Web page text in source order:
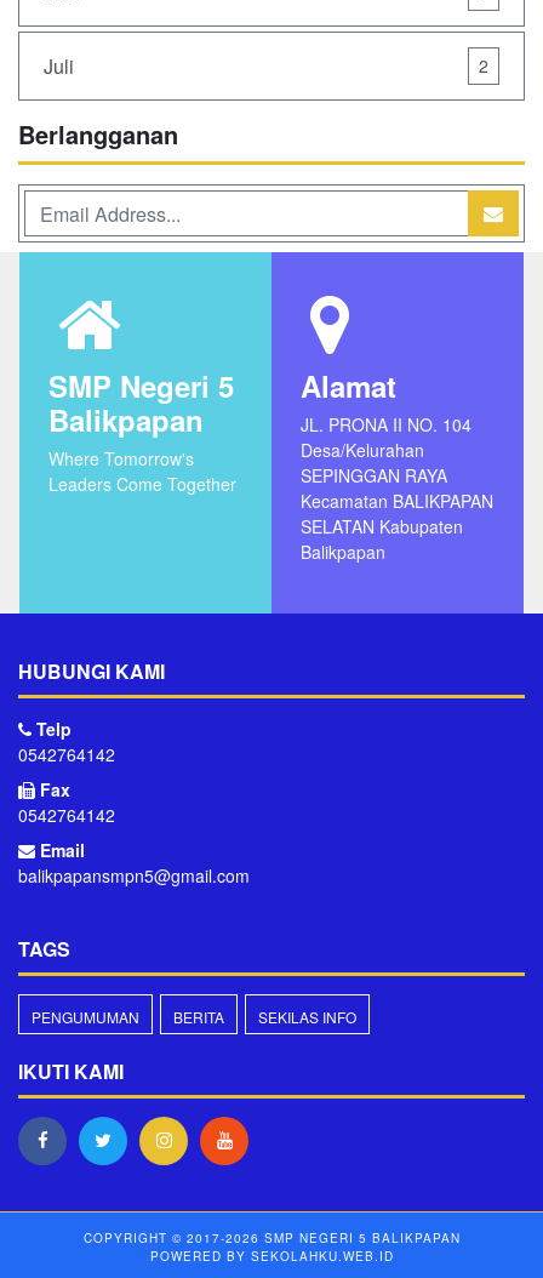
Juli 2
Berlangganan
SMP Negeri 5
Balikpapan
Where Tomorrow's
Leaders Come Together
Alamat
JL. PRONA II NO. 104
Desa/Kelurahan
SEPINGGAN RAYA
Kecamatan BALIKPAPAN
SELATAN Kabupaten
Balikpapan
HUBUNGI KAMI
Telp
0542764142
Fax
0542764142
Email
balikpapansmpn5@gmail.com
TAGS
PENGUMUMAN BERITA SEKILAS INFO
IKUTI KAMI
COPYRIGHT © 2017-2026 SMP NEGERI 5 BALIKPAPAN
POWERED BY SEKOLAHKU.WEB.ID